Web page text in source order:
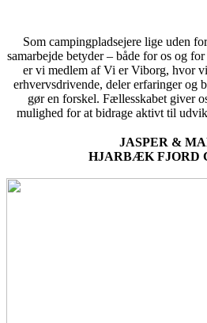
Som campingpladsejere lige uden
samarbejde betyder – både for os og
er vi medlem af Vi er Viborg, hvor
erhvervsdrivende, deler erfaringer og
gør en forskel. Fællesskabet giver
mulighed for at bidrage aktivt til
JASPER &
HJARBÆK FJORD